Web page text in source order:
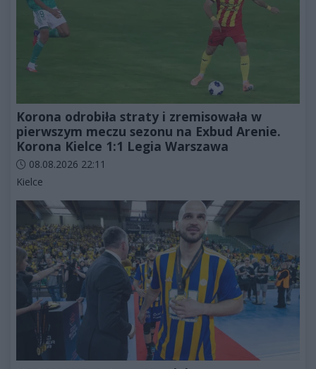
Korona odrobiła straty i zremisowała w
pierwszym meczu sezonu na Exbud Arenie.
Korona Kielce 1:1 Legia Warszawa
Data dodania artykułu:
08.08.2026 22:11
Kategorie artykułu:
Kielce